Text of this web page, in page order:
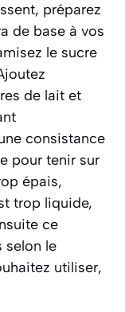
préparez
de base à vos
le sucre
de lait et
consistance
pour tenir sur
épais,
trop liquide,
ce
selon le
utiliser,